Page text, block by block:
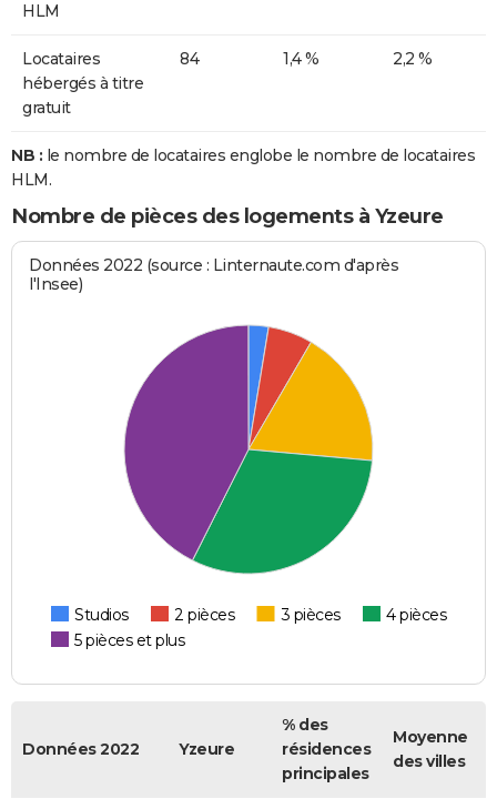
HLM
Locataires
hébergés à titre
gratuit
84 1,4 % 2,2 %
NB : le nombre de locataires englobe le nombre de locataires
HLM.
Nombre de pièces des logements à Yzeure
Données 2022 (source : Linternaute.com d'après
l'Insee)
Studios 2 pièces 3 pièces
4 pièces
5 pièces et plus
Données 2022 Yzeure
% des
résidences
principales
Moyenne
des villes